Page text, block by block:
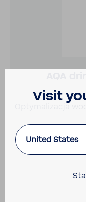
Visit
United States